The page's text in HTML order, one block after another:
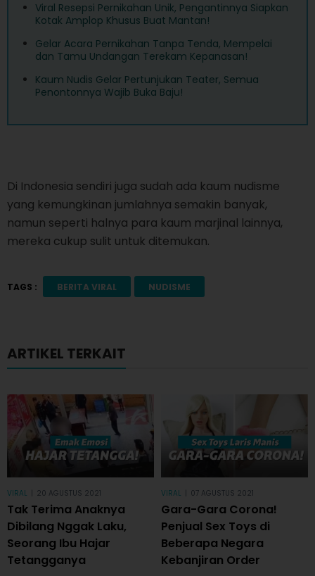
Viral Resepsi Pernikahan Unik, Pengantinnya Siapkan
Kotak Amplop Khusus Buat Mantan!
Gelar Acara Pernikahan Tanpa Tenda, Mempelai
dan Tamu Undangan Terekam Kepanasan!
Kaum Nudis Gelar Pertunjukan Teater, Semua
Penontonnya Wajib Buka Baju!
Di Indonesia sendiri juga sudah ada kaum nudisme
yang kemungkinan jumlahnya semakin banyak,
namun seperti halnya para kaum marjinal lainnya,
mereka cukup sulit untuk ditemukan.
TAGS : BERITA VIRAL NUDISME
ARTIKEL TERKAIT
VIRAL 20 AGUSTUS 2021
Tak Terima Anaknya
Dibilang Nggak Laku,
Seorang Ibu Hajar
Tetangganya
VIRAL 07 AGUSTUS 2021
Gara-Gara Corona!
Penjual Sex Toys di
Beberapa Negara
Kebanjiran Order